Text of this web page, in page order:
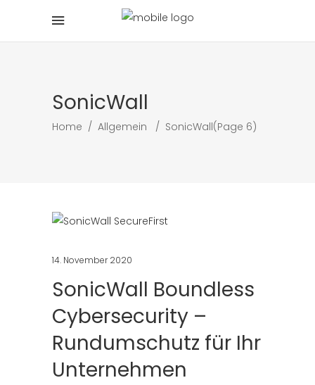
SonicWall
Home / Allgemein / SonicWall(Page 6)
14. November 2020
SonicWall Boundless
Cybersecurity –
Rundumschutz für Ihr
Unternehmen